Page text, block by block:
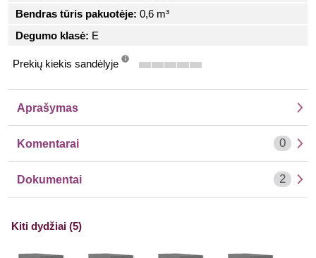
Bendras tūris pakuotėje: 0,6 m³
Degumo klasė: E
Prekių kiekis sandėlyje
Aprašymas
Komentarai 0
Dokumentai 2
Kiti dydžiai (5)